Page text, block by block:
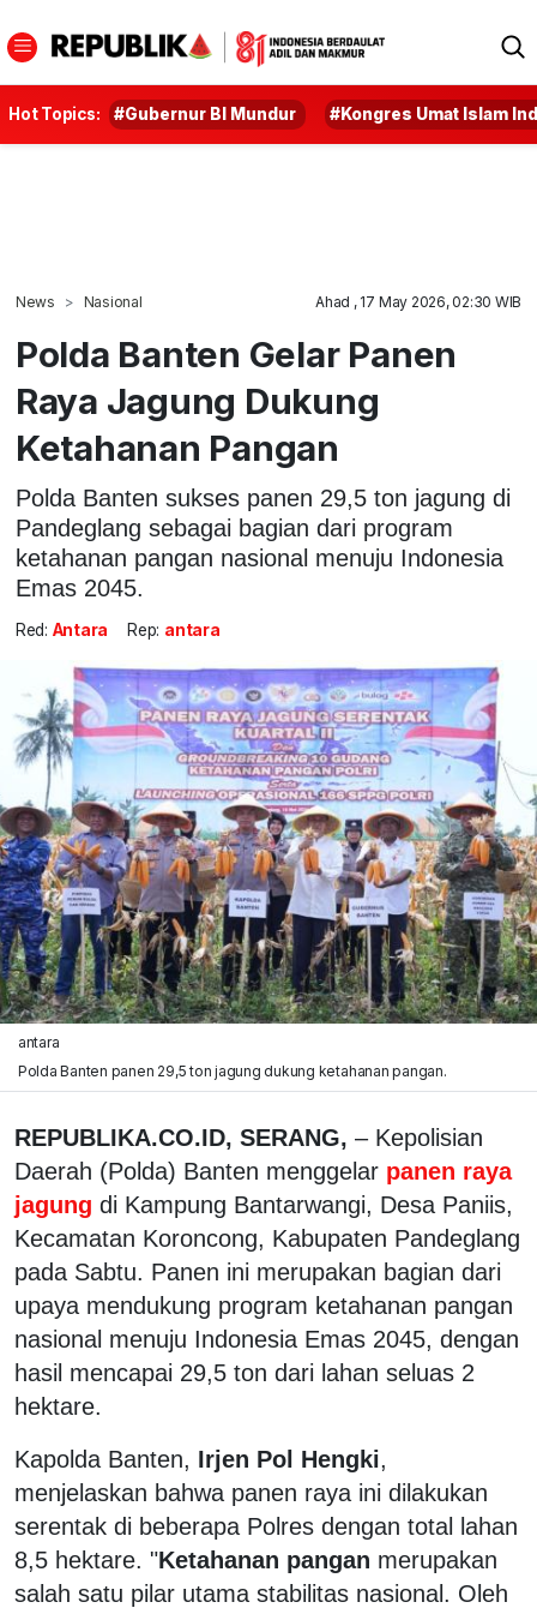
Hot Topics: #Gubernur BI Mundur #Kongres Umat Islam
News Nasional Ahad , 17 May 2026, 02:30 WIB
Polda Banten Gelar Panen
Raya Jagung Dukung
Ketahanan Pangan
Polda Banten sukses panen 29,5 ton jagung di
Pandeglang sebagai bagian dari program
ketahanan pangan nasional menuju Indonesia
Emas 2045.
Red: Antara Rep: antara
antara
Polda Banten panen 29,5 ton jagung dukung ketahanan pangan.
REPUBLIKA.CO.ID, SERANG, – Kepolisian
Daerah (Polda) Banten menggelar panen raya
jagung di Kampung Bantarwangi, Desa Paniis,
Kecamatan Koroncong, Kabupaten Pandeglang
pada Sabtu. Panen ini merupakan bagian dari
upaya mendukung program ketahanan pangan
nasional menuju Indonesia Emas 2045, dengan
hasil mencapai 29,5 ton dari lahan seluas 2
hektare.
Kapolda Banten, Irjen Pol Hengki,
menjelaskan bahwa panen raya ini dilakukan
serentak di beberapa Polres dengan total lahan
8,5 hektare. "Ketahanan pangan merupakan
salah satu pilar utama stabilitas nasional. Oleh